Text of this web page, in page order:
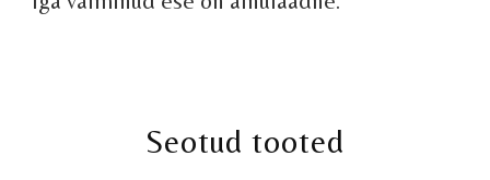
Seotud tooted